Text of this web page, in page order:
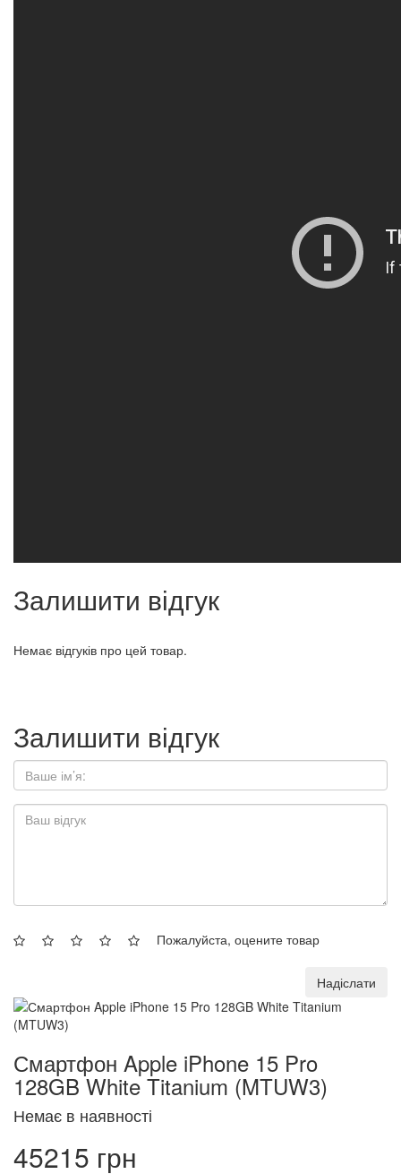
Залишити відгук
Немає відгуків про цей товар.
Залишити відгук
Пожалуйста, оцените товар
Надіслати
Смартфон Apple iPhone 15 Pro
128GB White Titanium (MTUW3)
Немає в наявності
45215 грн